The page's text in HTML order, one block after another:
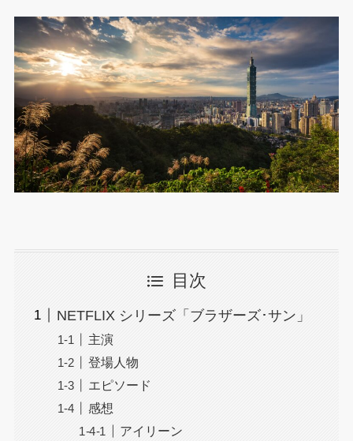
目次
NETFLIX シリーズ「ブラザーズ･サン」
主演
登場人物
エピソード
感想
アイリーン